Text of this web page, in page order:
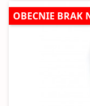
OBECNIE BRAK